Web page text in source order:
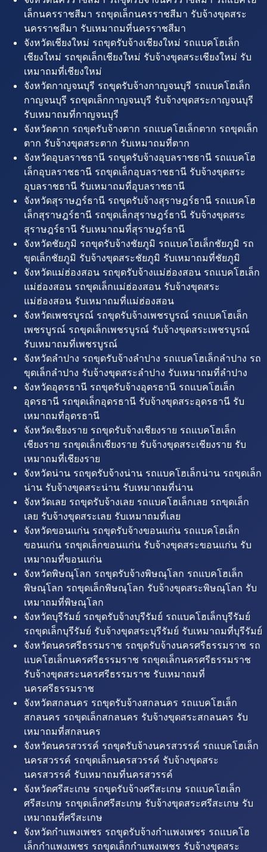
เล็กนครราชสีมา รถขุดเล็กนครราชสีมา รับจ้างขุดสระ
นครราชสีมา รับเหมาถมที่นครราชสีมา
จังหวัดเชียงใหม่ รถขุดรับจ้างเชียงใหม่ รถแบคโฮเล็ก
เชียงใหม่ รถขุดเล็กเชียงใหม่ รับจ้างขุดสระเชียงใหม่ รับ
เหมาถมที่เชียงใหม่
จังหวัดกาญจนบุรี รถขุดรับจ้างกาญจนบุรี รถแบคโฮเล็ก
กาญจนบุรี รถขุดเล็กกาญจนบุรี รับจ้างขุดสระกาญจนบุรี
รับเหมาถมที่กาญจนบุรี
จังหวัดตาก รถขุดรับจ้างตาก รถแบคโฮเล็กตาก รถขุดเล็ก
ตาก รับจ้างขุดสระตาก รับเหมาถมที่ตาก
จังหวัดอุบลราชธานี รถขุดรับจ้างอุบลราชธานี รถแบคโฮ
เล็กอุบลราชธานี รถขุดเล็กอุบลราชธานี รับจ้างขุดสระ
อุบลราชธานี รับเหมาถมที่อุบลราชธานี
จังหวัดสุราษฎร์ธานี รถขุดรับจ้างสุราษฎร์ธานี รถแบคโฮ
เล็กสุราษฎร์ธานี รถขุดเล็กสุราษฎร์ธานี รับจ้างขุดสระ
สุราษฎร์ธานี รับเหมาถมที่สุราษฎร์ธานี
จังหวัดชัยภูมิ รถขุดรับจ้างชัยภูมิ รถแบคโฮเล็กชัยภูมิ รถ
ขุดเล็กชัยภูมิ รับจ้างขุดสระชัยภูมิ รับเหมาถมที่ชัยภูมิ
จังหวัดแม่ฮ่องสอน รถขุดรับจ้างแม่ฮ่องสอน รถแบคโฮเล็ก
แม่ฮ่องสอน รถขุดเล็กแม่ฮ่องสอน รับจ้างขุดสระ
แม่ฮ่องสอน รับเหมาถมที่แม่ฮ่องสอน
จังหวัดเพชรบูรณ์ รถขุดรับจ้างเพชรบูรณ์ รถแบคโฮเล็ก
เพชรบูรณ์ รถขุดเล็กเพชรบูรณ์ รับจ้างขุดสระเพชรบูรณ์
รับเหมาถมที่เพชรบูรณ์
จังหวัดลำปาง รถขุดรับจ้างลำปาง รถแบคโฮเล็กลำปาง รถ
ขุดเล็กลำปาง รับจ้างขุดสระลำปาง รับเหมาถมที่ลำปาง
จังหวัดอุดรธานี รถขุดรับจ้างอุดรธานี รถแบคโฮเล็ก
อุดรธานี รถขุดเล็กอุดรธานี รับจ้างขุดสระอุดรธานี รับ
เหมาถมที่อุดรธานี
จังหวัดเชียงราย รถขุดรับจ้างเชียงราย รถแบคโฮเล็ก
เชียงราย รถขุดเล็กเชียงราย รับจ้างขุดสระเชียงราย รับ
เหมาถมที่เชียงราย
จังหวัดน่าน รถขุดรับจ้างน่าน รถแบคโฮเล็กน่าน รถขุดเล็ก
น่าน รับจ้างขุดสระน่าน รับเหมาถมที่น่าน
จังหวัดเลย รถขุดรับจ้างเลย รถแบคโฮเล็กเลย รถขุดเล็ก
เลย รับจ้างขุดสระเลย รับเหมาถมที่เลย
จังหวัดขอนแก่น รถขุดรับจ้างขอนแก่น รถแบคโฮเล็ก
ขอนแก่น รถขุดเล็กขอนแก่น รับจ้างขุดสระขอนแก่น รับ
เหมาถมที่ขอนแก่น
จังหวัดพิษณุโลก รถขุดรับจ้างพิษณุโลก รถแบคโฮเล็ก
พิษณุโลก รถขุดเล็กพิษณุโลก รับจ้างขุดสระพิษณุโลก รับ
เหมาถมที่พิษณุโลก
จังหวัดบุรีรัมย์ รถขุดรับจ้างบุรีรัมย์ รถแบคโฮเล็กบุรีรัมย์
รถขุดเล็กบุรีรัมย์ รับจ้างขุดสระบุรีรัมย์ รับเหมาถมที่บุรีรัมย์
จังหวัดนครศรีธรรมราช รถขุดรับจ้างนครศรีธรรมราช รถ
แบคโฮเล็กนครศรีธรรมราช รถขุดเล็กนครศรีธรรมราช
รับจ้างขุดสระนครศรีธรรมราช รับเหมาถมที่
นครศรีธรรมราช
จังหวัดสกลนคร รถขุดรับจ้างสกลนคร รถแบคโฮเล็ก
สกลนคร รถขุดเล็กสกลนคร รับจ้างขุดสระสกลนคร รับ
เหมาถมที่สกลนคร
จังหวัดนครสวรรค์ รถขุดรับจ้างนครสวรรค์ รถแบคโฮเล็ก
นครสวรรค์ รถขุดเล็กนครสวรรค์ รับจ้างขุดสระ
นครสวรรค์ รับเหมาถมที่นครสวรรค์
จังหวัดศรีสะเกษ รถขุดรับจ้างศรีสะเกษ รถแบคโฮเล็ก
ศรีสะเกษ รถขุดเล็กศรีสะเกษ รับจ้างขุดสระศรีสะเกษ รับ
เหมาถมที่ศรีสะเกษ
จังหวัดกำแพงเพชร รถขุดรับจ้างกำแพงเพชร รถแบคโฮ
เล็กกำแพงเพชร รถขุดเล็กกำแพงเพชร รับจ้างขุดสระ